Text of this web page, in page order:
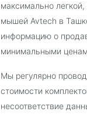
максимально
мышей Avtech в
информацию о
минимальными
Мы регулярно
стоимости
несоответствие